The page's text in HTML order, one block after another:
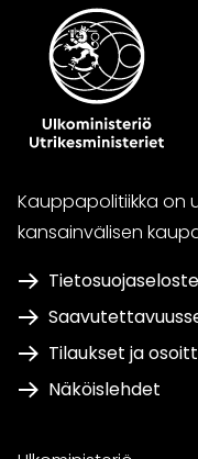
Kauppapolitiikka on
kansainvälisen
Tietosuojaseloste
Tilaukset ja
Näköislehdet